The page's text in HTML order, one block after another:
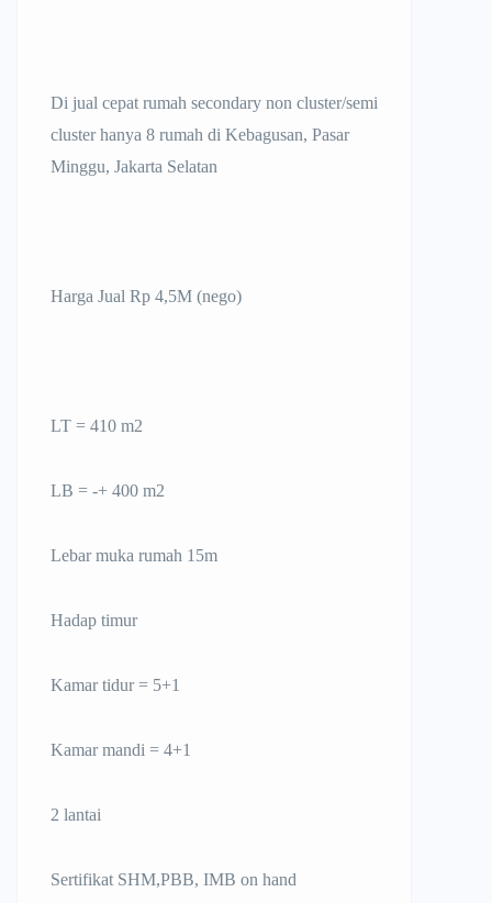
Di jual cepat rumah secondary non cluster/semi
cluster hanya 8 rumah di Kebagusan, Pasar
Minggu, Jakarta Selatan
Harga Jual Rp 4,5M (nego)
LT = 410 m2
LB = -+ 400 m2
Lebar muka rumah 15m
Hadap timur
Kamar tidur = 5+1
Kamar mandi = 4+1
2 lantai
Sertifikat SHM,PBB, IMB on hand